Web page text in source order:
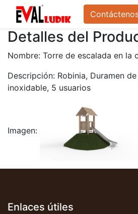
Detalles del
Nombre: Torre de escalada en la
Descripción: Robinia, Duramen
inoxidable, 5 usuarios
Imagen:
Enlaces útiles